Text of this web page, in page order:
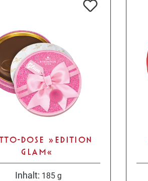
DOSE »EDITION
GLAM«
Inhalt: 185 g